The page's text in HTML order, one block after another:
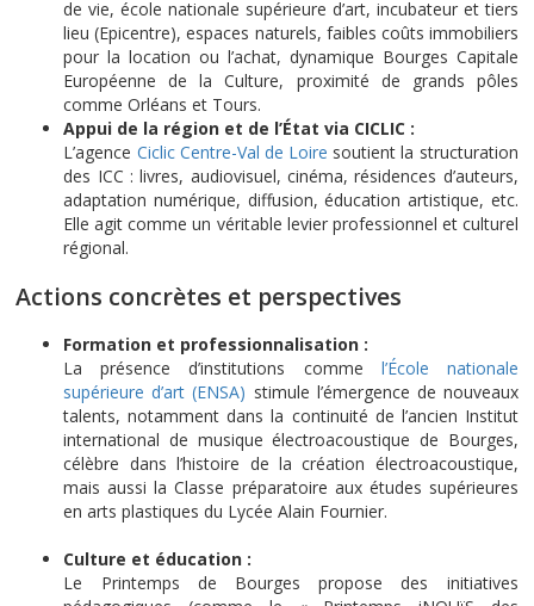
de vie, école nationale supérieure d’art, incubateur et tiers
lieu (Epicentre), espaces naturels, faibles coûts immobiliers
pour la location ou l’achat, dynamique Bourges Capitale
Européenne de la Culture, proximité de grands pôles
comme Orléans et Tours.
Appui de la région et de l’État via CICLIC :
L’agence Ciclic Centre-Val de Loire soutient la structuration
des ICC : livres, audiovisuel, cinéma, résidences d’auteurs,
adaptation numérique, diffusion, éducation artistique, etc.
Elle agit comme un véritable levier professionnel et culturel
régional.
Actions concrètes et perspectives
Formation et professionnalisation :
La présence d’institutions comme l’École nationale
supérieure d’art (ENSA) stimule l’émergence de nouveaux
talents, notamment dans la continuité de l’ancien Institut
international de musique électroacoustique de Bourges,
célèbre dans l’histoire de la création électroacoustique,
mais aussi la Classe préparatoire aux études supérieures
en arts plastiques du Lycée Alain Fournier.
Culture et éducation :
Le Printemps de Bourges propose des initiatives